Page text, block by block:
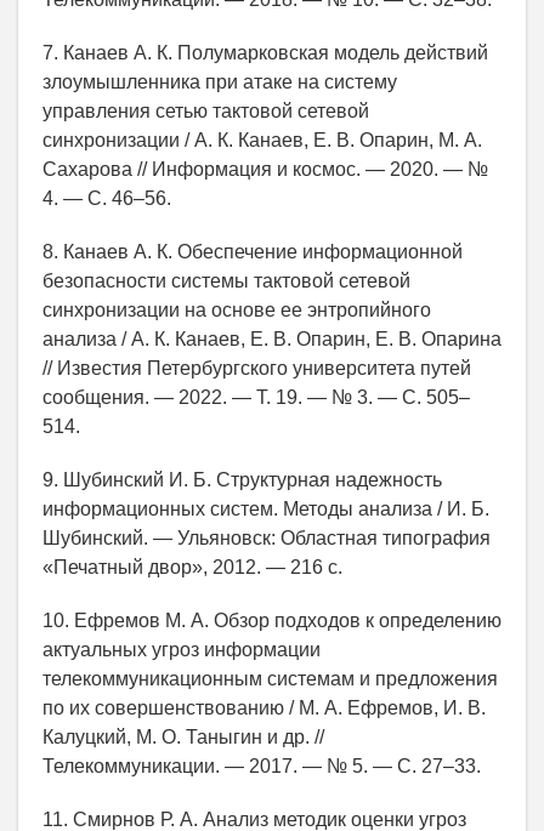
7. Канаев А. К. Полумарковская модель действий
злоумышленника при атаке на систему
управления сетью тактовой сетевой
синхронизации / А. К. Канаев, Е. В. Опарин, М. А.
Сахарова // Информация и космос. — 2020. — №
4. — С. 46‒56.
8. Канаев А. К. Обеспечение информационной
безопасности системы тактовой сетевой
синхронизации на основе ее энтропийного
анализа / А. К. Канаев, Е. В. Опарин, Е. В. Опарина
// Известия Петербургского университета путей
сообщения. — 2022. — Т. 19. — № 3. — С. 505–
514.
9. Шубинский И. Б. Структурная надежность
информационных систем. Методы анализа / И. Б.
Шубинский. — Ульяновск: Областная типография
«Печатный двор», 2012. — 216 с.
10. Ефремов М. А. Обзор подходов к определению
актуальных угроз информации
телекоммуникационным системам и предложения
по их совершенствованию / М. А. Ефремов, И. В.
Калуцкий, М. О. Таныгин и др. //
Телекоммуникации. — 2017. — № 5. — С. 27‒33.
11. Смирнов Р. А. Анализ методик оценки угроз